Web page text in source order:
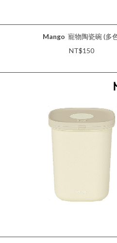
Mango 寵物陶瓷碗 (多
NT$150